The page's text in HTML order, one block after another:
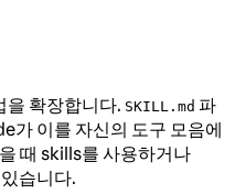
을 확장합니다. SKILL.md 파
가 이를 자신의 도구 모음에
때 skills를 사용하거나
습니다.